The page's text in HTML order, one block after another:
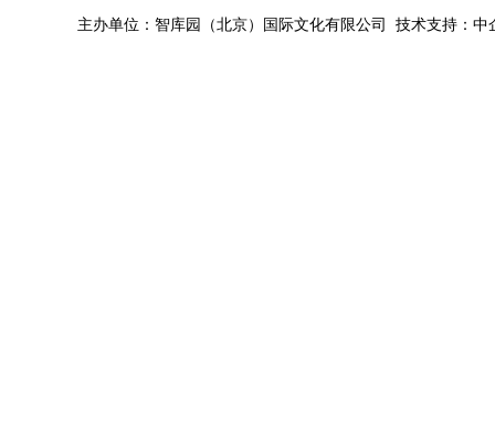
主办单位：智库园（北京）国际文化有限公司 技术支持：